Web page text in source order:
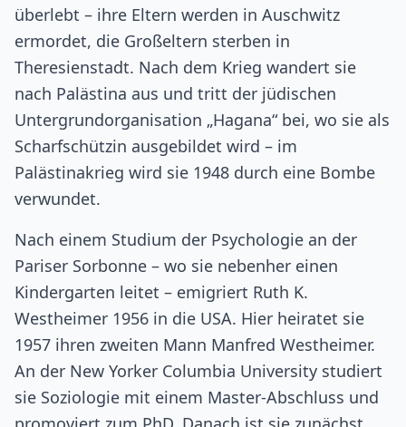
überlebt – ihre Eltern werden in Auschwitz
ermordet, die Großeltern sterben in
Theresienstadt. Nach dem Krieg wandert sie
nach Palästina aus und tritt der jüdischen
Untergrundorganisation „Hagana“ bei, wo sie als
Scharfschützin ausgebildet wird – im
Palästinakrieg wird sie 1948 durch eine Bombe
verwundet.
Nach einem Studium der Psychologie an der
Pariser Sorbonne – wo sie nebenher einen
Kindergarten leitet – emigriert Ruth K.
Westheimer 1956 in die USA. Hier heiratet sie
1957 ihren zweiten Mann Manfred Westheimer.
An der New Yorker Columbia University studiert
sie Soziologie mit einem Master-Abschluss und